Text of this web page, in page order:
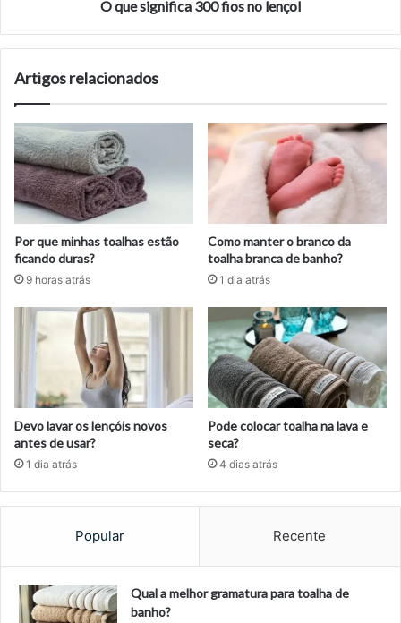
O que significa 300 fios no lençol
Artigos relacionados
Por que minhas toalhas estão
ficando duras?
9 horas atrás
Como manter o branco da
toalha branca de banho?
1 dia atrás
Devo lavar os lençóis novos
antes de usar?
1 dia atrás
Pode colocar toalha na lava e
seca?
4 dias atrás
Popular Recente
Qual a melhor gramatura para toalha de
banho?